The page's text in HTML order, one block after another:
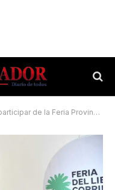
de la Feria Provincial del Libro